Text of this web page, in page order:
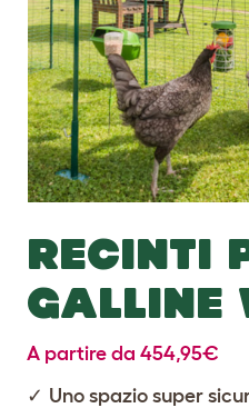
RECINTI
GALLINE
A partire da 454,95€
Uno spazio super